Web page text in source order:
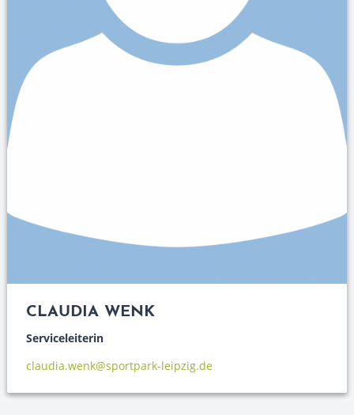
CLAUDIA WENK
Serviceleiterin
claudia.wenk@sportpark-leipzig.de